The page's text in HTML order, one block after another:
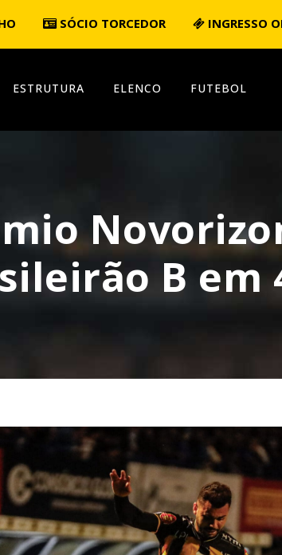
SÓCIO TORCEDOR INGRESSO
ESTRUTURA ELENCO FUTEBOL
B em